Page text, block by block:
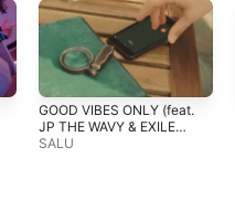
GOOD VIBES ONLY (feat.
JP THE WAVY & EXILE
SHOKICHI)
SALU